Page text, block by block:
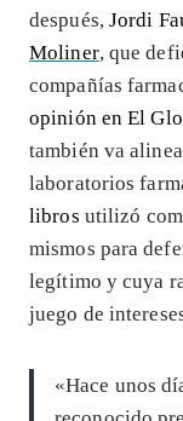
después, Jordi
Moliner, que
compañías
opinión en El
también va
laboratorios
libros utilizó
mismos para
legítimo y cuya
juego de
«Hace unos